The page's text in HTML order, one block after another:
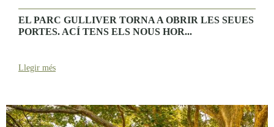
EL PARC GULLIVER TORNA A OBRIR LES SEUES
PORTES. ACÍ TENS ELS NOUS HOR...
Llegir més